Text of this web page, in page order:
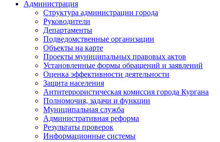
Администрация
Структура администрации города
Руководители
Департаменты
Подведомственные организации
Объекты на карте
Проекты муниципальных правовых актов
Установленные формы обращений и заявлений
Оценка эффективности деятельности
Защита населения
Антитеррористическая комиссия города Кургана
Полномочия, задачи и функции
Муниципальная служба
Административная реформа
Результаты проверок
Информационные системы